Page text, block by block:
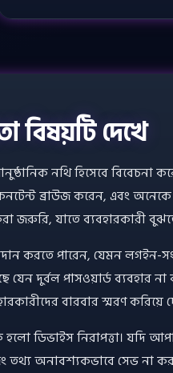
বিষয়টি দেখে
নথি হিসেবে বিবেচনা
ব্রাউজ করেন, এবং
জরুরি, যাতে ব্যবহারকারী
করতে পারেন, যেমন লগইন-
যেন দুর্বল পাসওয়ার্ড ব্যবহার
বারবার স্মরণ
ডিভাইস নিরাপত্তা। যদি
তথ্য অনাবশ্যকভাবে সেভ না